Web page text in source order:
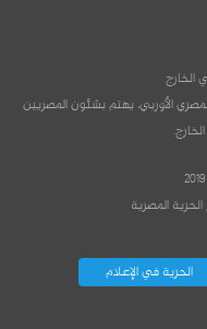
الخارج
الأوربي، يهتم بشئون المصريين
المصرية
الحرية في الإعلام